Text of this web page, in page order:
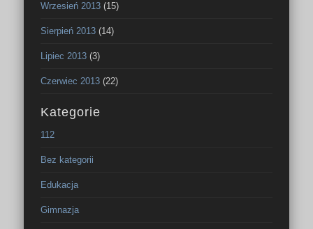
Wrzesień 2013 (15)
Sierpień 2013 (14)
Lipiec 2013 (3)
Czerwiec 2013 (22)
Kategorie
112
Bez kategorii
Edukacja
Gimnazja